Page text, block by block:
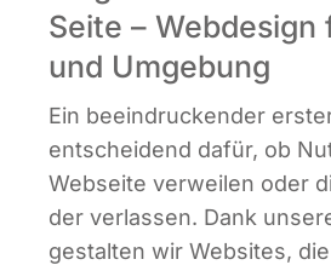
Seite – Webdesign
und Umgebung
Ein beein­dru­cken­der
ent­schei­dend dafür, ob
Web­sei­te ver­wei­len oder
der ver­las­sen. Dank
gestal­ten wir Web­sites,